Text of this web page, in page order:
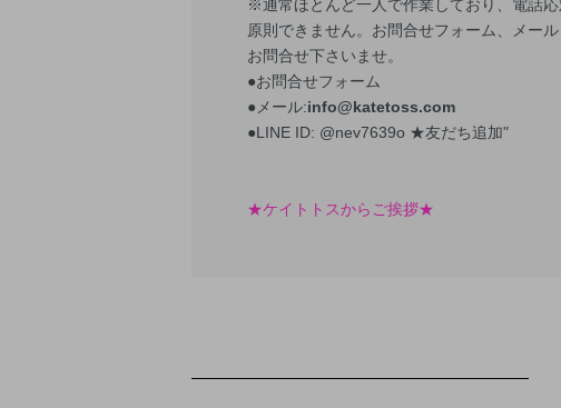
※通常ほとんど一人で作業しており、電話
原則できません。お問合せフォーム、メー
お問合せ下さいませ。
●お問合せフォーム
●メール:info@katetoss.com
●LINE ID: @nev7639o ★友だち追加"
★ケイトトスからご挨拶★